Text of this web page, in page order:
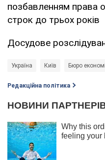
позбавленням права
строк до трьох років
Досудове
Україна Київ Бюро
Редакційна політика